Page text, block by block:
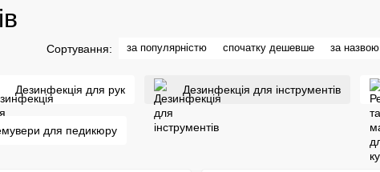
Сортування: за популярністю спочатку дешевше за назвою
Дезинфекція для рук Дезинфекція для інструментів
для педикюру